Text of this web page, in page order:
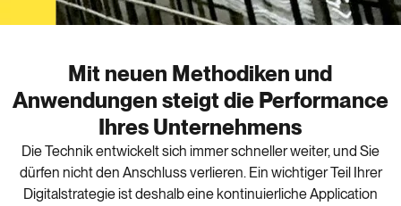
Mit neuen Methodiken und
Anwendungen steigt die Performance
Ihres Unternehmens
Die Technik entwickelt sich immer schneller weiter, und Sie
dürfen nicht den Anschluss verlieren. Ein wichtiger Teil Ihrer
Digitalstrategie ist deshalb eine kontinuierliche Application